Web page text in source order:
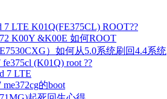
7 LTE K01Q(FE375CL) ROOT??
K00Y &K00E 如何ROOT
）如何从5.0系统刷回4.4系统
fe375cl (K01Q) root ??
7 LTE
me372cg的boot